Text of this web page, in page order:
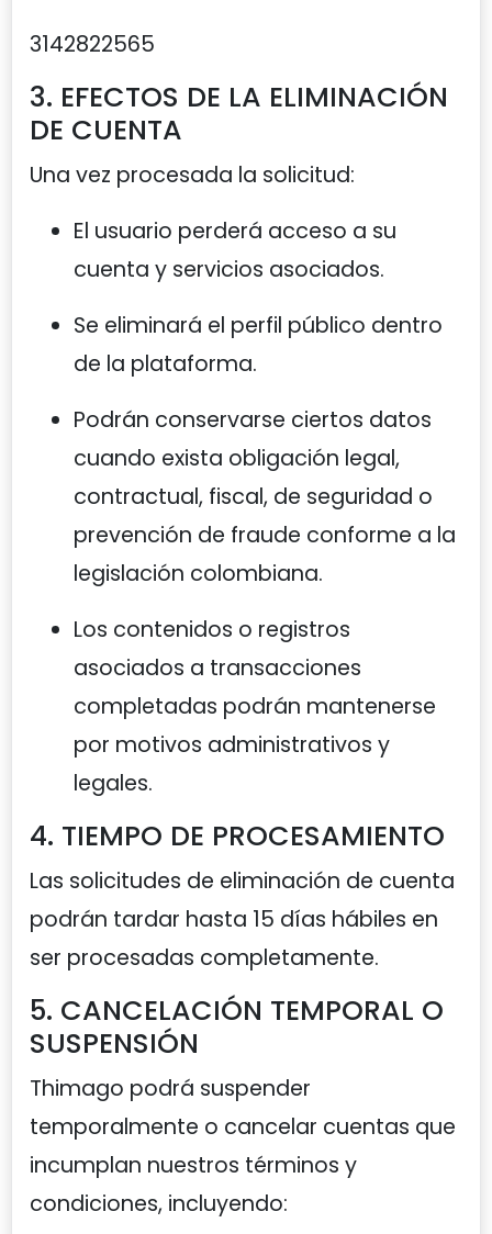
3142822565
3. EFECTOS DE LA ELIMINACIÓN
DE CUENTA
Una vez procesada la solicitud:
El usuario perderá acceso a su
cuenta y servicios asociados.
Se eliminará el perfil público dentro
de la plataforma.
Podrán conservarse ciertos datos
cuando exista obligación legal,
contractual, fiscal, de seguridad o
prevención de fraude conforme a la
legislación colombiana.
Los contenidos o registros
asociados a transacciones
completadas podrán mantenerse
por motivos administrativos y
legales.
4. TIEMPO DE PROCESAMIENTO
Las solicitudes de eliminación de cuenta
podrán tardar hasta 15 días hábiles en
ser procesadas completamente.
5. CANCELACIÓN TEMPORAL O
SUSPENSIÓN
Thimago podrá suspender
temporalmente o cancelar cuentas que
incumplan nuestros términos y
condiciones, incluyendo: